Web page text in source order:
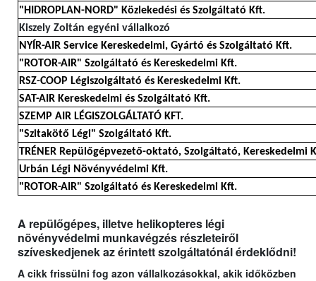
"HIDROPLAN-NORD" Közlekedési és Szolgáltató Kft.
Kiszely Zoltán egyéni vállalkozó
NYÍR-AIR Service Kereskedelmi, Gyártó és Szolgáltató Kft.
"ROTOR-AIR" Szolgáltató és Kereskedelmi Kft.
RSZ-COOP Légiszolgáltató és Kereskedelmi Kft.
SAT-AIR Kereskedelmi és Szolgáltató Kft.
SZEMP AIR LÉGISZOLGÁLTATÓ KFT.
"Szitakötő Légi" Szolgáltató Kft.
TRÉNER Repülőgépvezető-oktató, Szolgáltató, Kereskedelmi
Urbán Légi Növényvédelmi Kft.
"ROTOR-AIR" Szolgáltató és Kereskedelmi Kft.
A repülőgépes, illetve helikopteres légi
növényvédelmi munkavégzés részleteiről
szíveskedjenek az érintett szolgáltatónál érdeklődni!
A cikk frissülni fog azon vállalkozásokkal, akik időközben